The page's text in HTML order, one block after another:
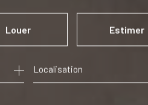
Louer
à l'année
Estimer